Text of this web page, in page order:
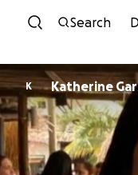
Search
K Katherine